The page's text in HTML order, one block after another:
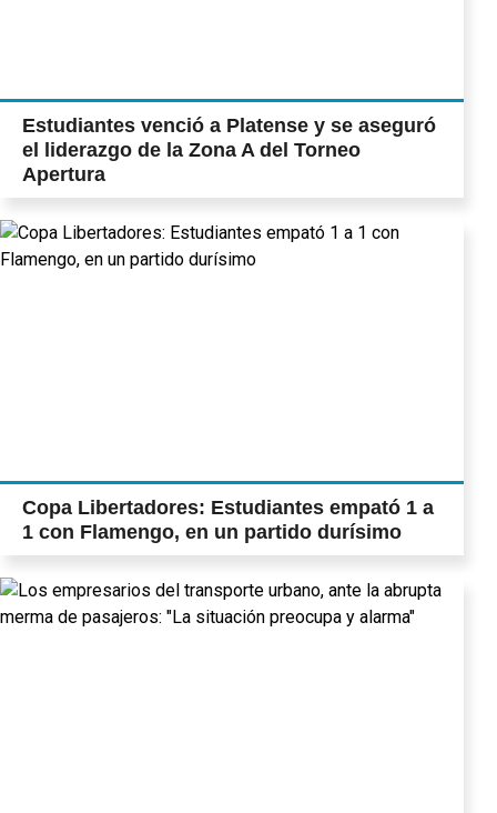
Estudiantes venció a Platense y se aseguró
el liderazgo de la Zona A del Torneo
Apertura
Copa Libertadores: Estudiantes empató 1 a
1 con Flamengo, en un partido durísimo